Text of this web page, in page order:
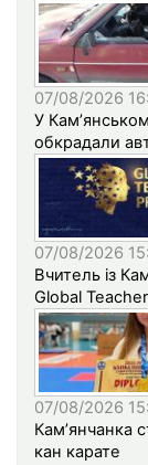
07/08/2026
У
обкрадали
07/08/2026
Вчитель із
Global
07/08/2026
Кам’янчанка
кан карате